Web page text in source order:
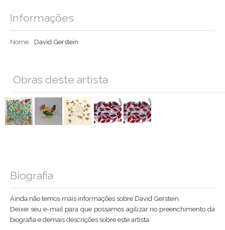
Informações
Nome: David Gerstein
Obras deste artista
Biografia
Ainda não temos mais informações sobre David Gerstein.
Deixei seu e-mail para que possamos agilizar no preenchimento da
biografia e demais descrições sobre este artista.